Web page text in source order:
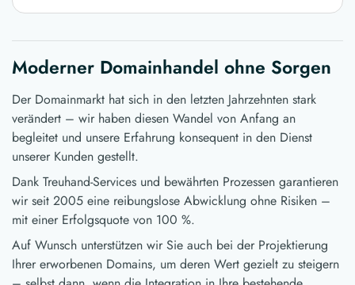
Moderner Domainhandel ohne Sorgen
Der Domainmarkt hat sich in den letzten Jahrzehnten stark
verändert – wir haben diesen Wandel von Anfang an
begleitet und unsere Erfahrung konsequent in den Dienst
unserer Kunden gestellt.
Dank Treuhand-Services und bewährten Prozessen garantieren
wir seit 2005 eine reibungslose Abwicklung ohne Risiken –
mit einer Erfolgsquote von 100 %.
Auf Wunsch unterstützen wir Sie auch bei der Projektierung
Ihrer erworbenen Domains, um deren Wert gezielt zu steigern